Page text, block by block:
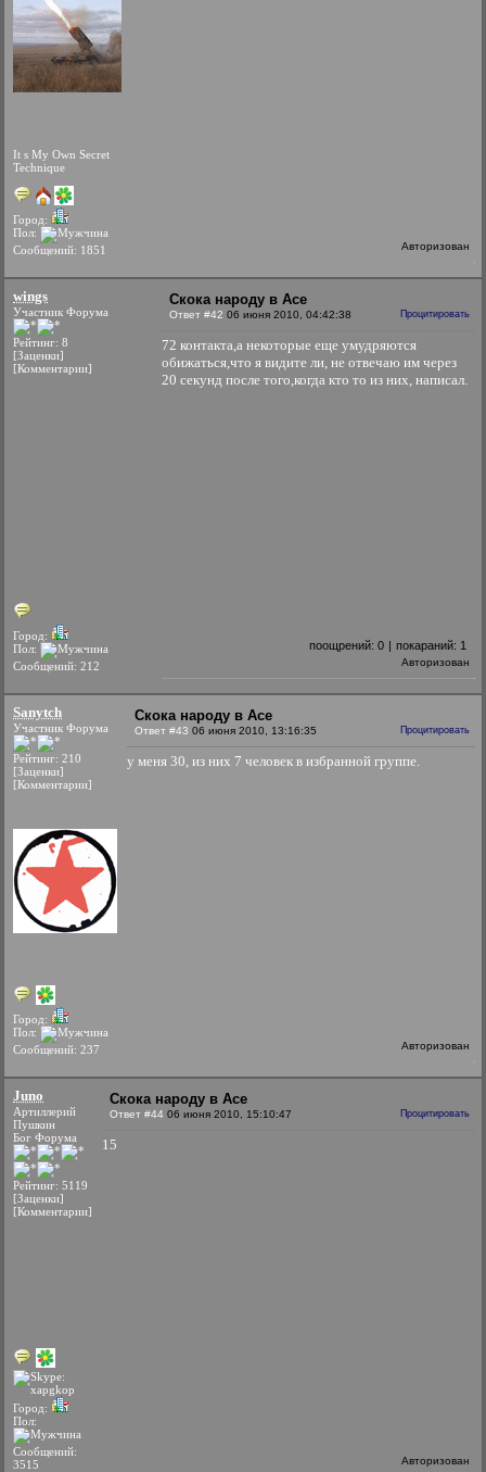
It s My Own Secret
Technique
Город:
Пол:
Сообщений: 1851
Авторизован
wings
Участник Форума
Рейтинг: 8
[Заценки]
[Комментарии]
Город:
Пол:
Сообщений: 212
Скока народу в Асе
Ответ #42 06 июня 2010, 04:42:38 Процитировать
72 контакта,а некоторые еще умудряются
обижаться,что я видите ли, не отвечаю им через
20 секунд после того,когда кто то из них, написал.
поощрений: 0 | покараний: 1
Авторизован
Sanytch
Участник Форума
Рейтинг: 210
[Заценки]
[Комментарии]
Город:
Пол:
Сообщений: 237
Скока народу в Асе
Ответ #43 06 июня 2010, 13:16:35 Процитировать
у меня 30, из них 7 человек в избранной группе.
Авторизован
Juno
Артиллерий
Пушкин
Бог Форума
Рейтинг: 5119
[Заценки]
[Комментарии]
Город:
Пол:
Сообщений:
3515
Скока народу в Асе
Ответ #44 06 июня 2010, 15:10:47 Процитировать
15
Авторизован